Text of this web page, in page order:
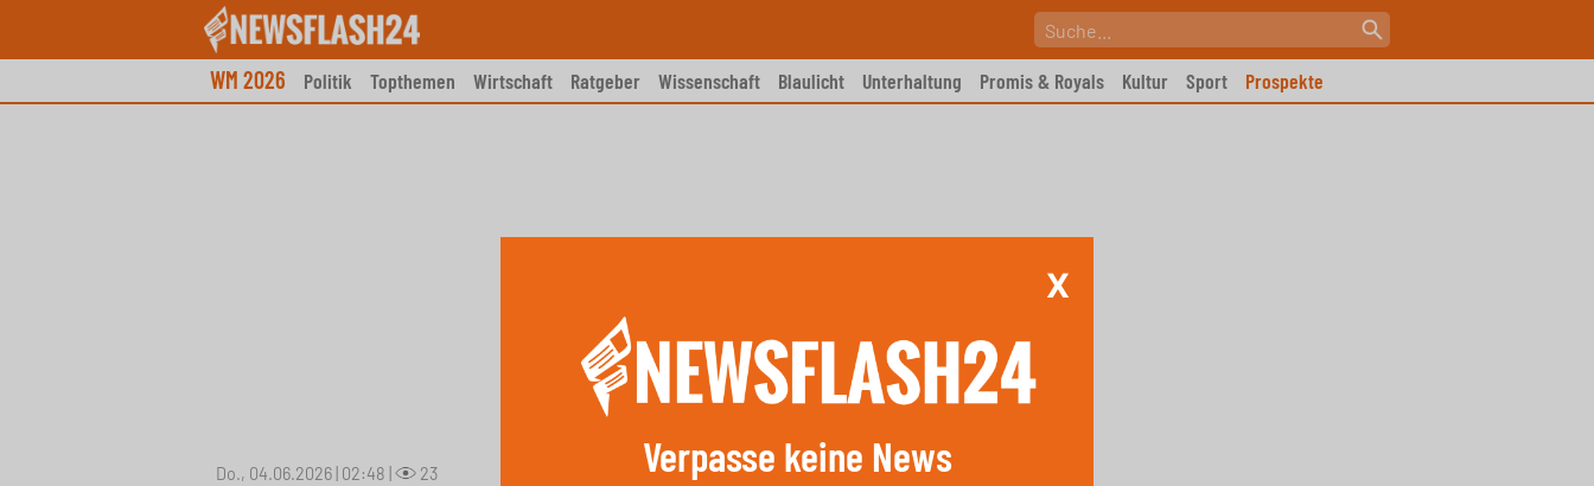
WM 2026 Politik Topthemen Wirtschaft Ratgeber Wissenschaft Blaulicht Unterhaltung Promis & Royals Kultur Sport Prospekte
Do., 04.06.2026 | 02:48 23
X
Verpasse keine News